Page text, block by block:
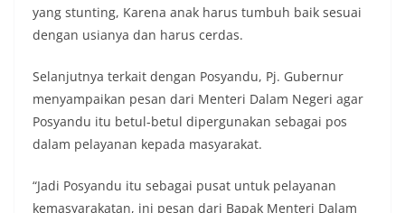
yang stunting, Karena anak harus tumbuh baik sesuai
dengan usianya dan harus cerdas.
Selanjutnya terkait dengan Posyandu, Pj. Gubernur
menyampaikan pesan dari Menteri Dalam Negeri agar
Posyandu itu betul-betul dipergunakan sebagai pos
dalam pelayanan kepada masyarakat.
“Jadi Posyandu itu sebagai pusat untuk pelayanan
kemasyarakatan, ini pesan dari Bapak Menteri Dalam